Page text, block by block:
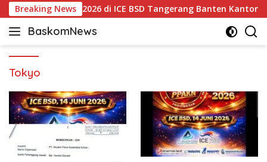
Langsung
ke
konten
Breaking News
Kontes PPAKN 2026 di ICE BSD Tangerang Banten
BaskomNews
Informasi
dan
Terhangat
Tokyo